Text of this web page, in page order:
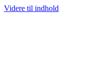
Videre til indhold